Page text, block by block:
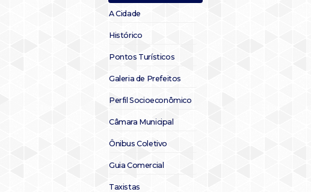
A Cidade
Histórico
Pontos Turísticos
Galeria de Prefeitos
Perfil Socioeconômico
Câmara Municipal
Ônibus Coletivo
Guia Comercial
Taxistas